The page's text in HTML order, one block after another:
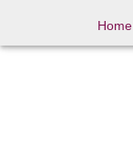
Home